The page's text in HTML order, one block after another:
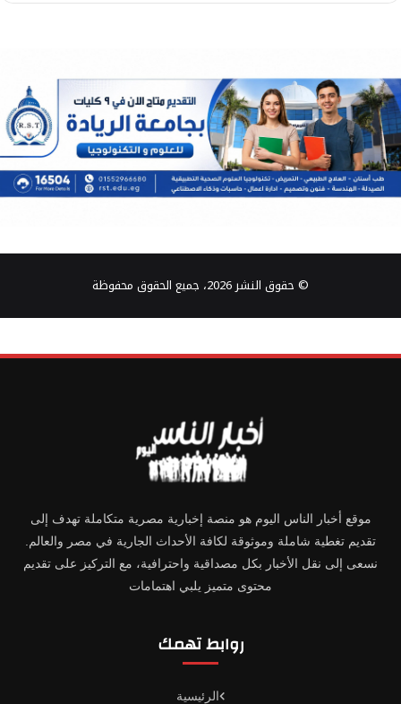
© حقوق النشر 2026، جميع الحقوق محفوظة
موقع أخبار الناس اليوم هو منصة إخبارية مصرية متكاملة تهدف إلى
تقديم تغطية شاملة وموثوقة لكافة الأحداث الجارية في مصر والعالم.
نسعى إلى نقل الأخبار بكل مصداقية واحترافية، مع التركيز على تقديم
محتوى متميز يلبي اهتمامات
روابط تهمك
الرئيسية